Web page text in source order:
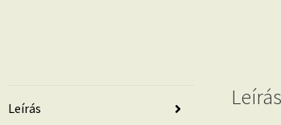
Leírás Leírás